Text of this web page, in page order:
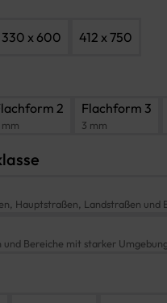
330 x 600 412 x 750
2
mm
Flachform 3
3 mm
Hauptstraßen, Landstraßen und
Bereiche mit starker